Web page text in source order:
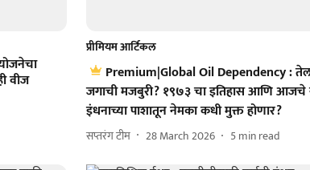
वीज
प्रीमियम आर्टिकल
Premium|Global Oil Dependency :
जगाची मजबुरी? १९७३ चा इतिहास आणि आजचे
इंधनाच्या पाशातून नेमका कधी मुक्त होणार?
सप्तरंग टीम 28 March 2026 5min read